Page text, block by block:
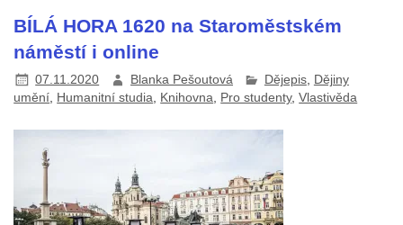
BÍLÁ HORA 1620 na Staroměstském
náměstí i online
07.11.2020 Blanka Pešoutová Dějepis, Dějiny
umění, Humanitní studia, Knihovna, Pro studenty,Vlastivěda